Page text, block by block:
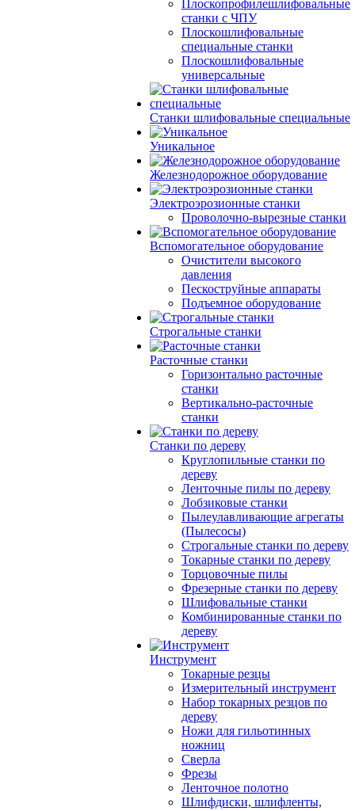
Плоскопрофилешлифовальные
станки с ЧПУ
Плоскошлифовальные
специальные станки
Плоскошлифовальные
универсальные
Станки шлифовальные специальные
Уникальное
Железнодорожное оборудование
Электроэрозионные станки
Проволочно-вырезные станки
Вспомогательное оборудование
Очистители высокого
давления
Пескоструйные аппараты
Подъемное оборудование
Строгальные станки
Расточные станки
Горизонтально расточные
станки
Вертикально-расточные
станки
Станки по дереву
Круглопильные станки по
дереву
Ленточные пилы по дереву
Лобзиковые станки
Пылеулавливающие агрегаты
(Пылесосы)
Строгальные станки по дереву
Токарные станки по дереву
Торцовочные пилы
Фрезерные станки по дереву
Шлифовальные станки
Комбинированные станки по
дереву
Инструмент
Токарные резцы
Измерительный инструмент
Набор токарных резцов по
дереву
Ножи для гильотинных
ножниц
Сверла
Фрезы
Ленточное полотно
Шлифдиски, шлифленты,